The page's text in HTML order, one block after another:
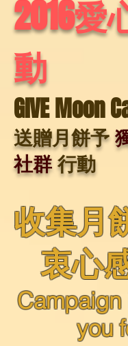
2016
動
GIVE Moon
送贈月餅予
社群 行動
收集月
衷心
Campaign
you